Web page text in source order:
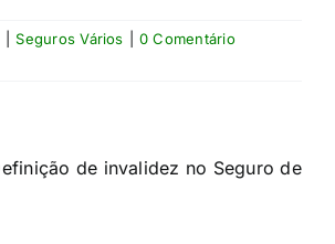
Seguros Vários
0 Comentário